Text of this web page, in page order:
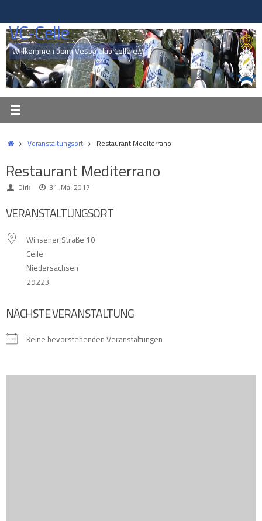
springen
VC-Celle
Willkommen beim Vespa Club Celle e.V.
StartVeranstaltungsort Restaurant Mediterrano
Restaurant Mediterrano
Dirk 31. Mai 2017
VERANSTALTUNGSORT
Winsener Straße 10
Celle
Niedersachsen
29223
NÄCHSTE VERANSTALTUNG
Keine bevorstehenden Veranstaltungen